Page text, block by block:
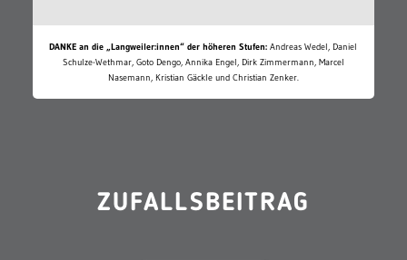
DANKE an die „Langweiler:innen“ der höheren Stufen: Andreas Wedel, Daniel
Schulze-Wethmar, Goto Dengo, Annika Engel, Dirk Zimmermann, Marcel
Nasemann, Kristian Gäckle und Christian Zenker.
ZUFALLSBEITRAG